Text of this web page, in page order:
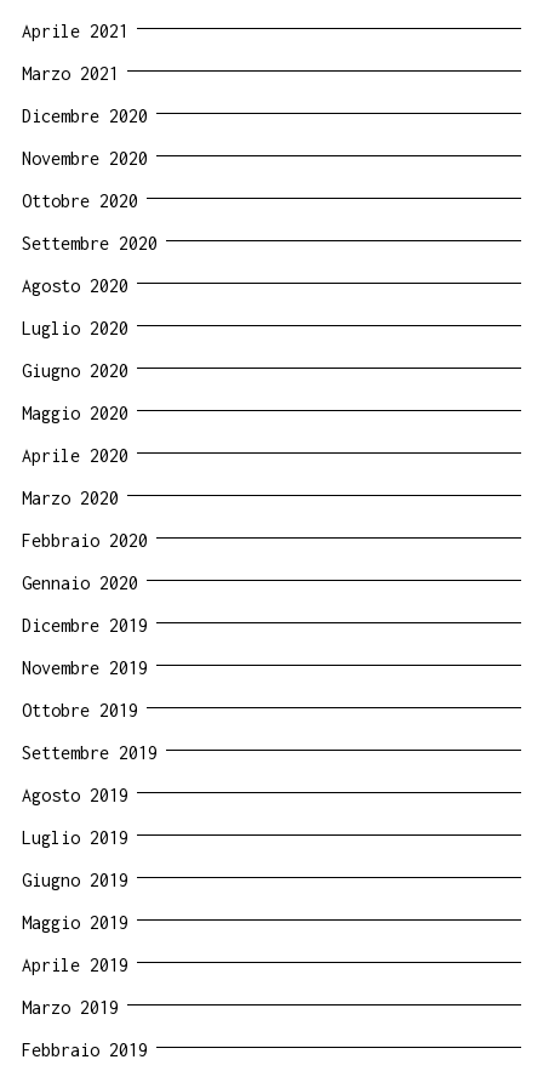
Aprile 2021
Marzo 2021
Dicembre 2020
Novembre 2020
Ottobre 2020
Settembre 2020
Agosto 2020
Luglio 2020
Giugno 2020
Maggio 2020
Aprile 2020
Marzo 2020
Febbraio 2020
Gennaio 2020
Dicembre 2019
Novembre 2019
Ottobre 2019
Settembre 2019
Agosto 2019
Luglio 2019
Giugno 2019
Maggio 2019
Aprile 2019
Marzo 2019
Febbraio 2019